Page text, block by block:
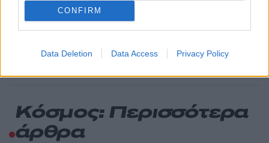
CONFIRM
Data Deletion Data Access Privacy Policy
ΕΛΑΣ: Ο Αλέξης Δέδες ο πρώτος
υποψήφιος βουλευτής του κόμματος –
Από τα διοικητικά της ΑΕΚ στην πολιτική
Κόσμος: Περισσότερα
άρθρα